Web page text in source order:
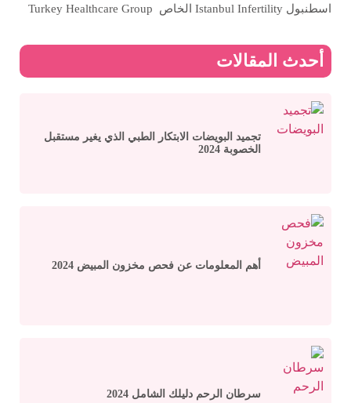
اسطنبول Istanbul Infertility الخاص Turkey Healthcare Group
أحدث المقالات
تجميد البويضات الابتكار الطبي الذي يغير مستقبل
الخصوبة 2024
أهم المعلومات عن فحص مخزون المبيض 2024
سرطان الرحم دليلك الشامل 2024